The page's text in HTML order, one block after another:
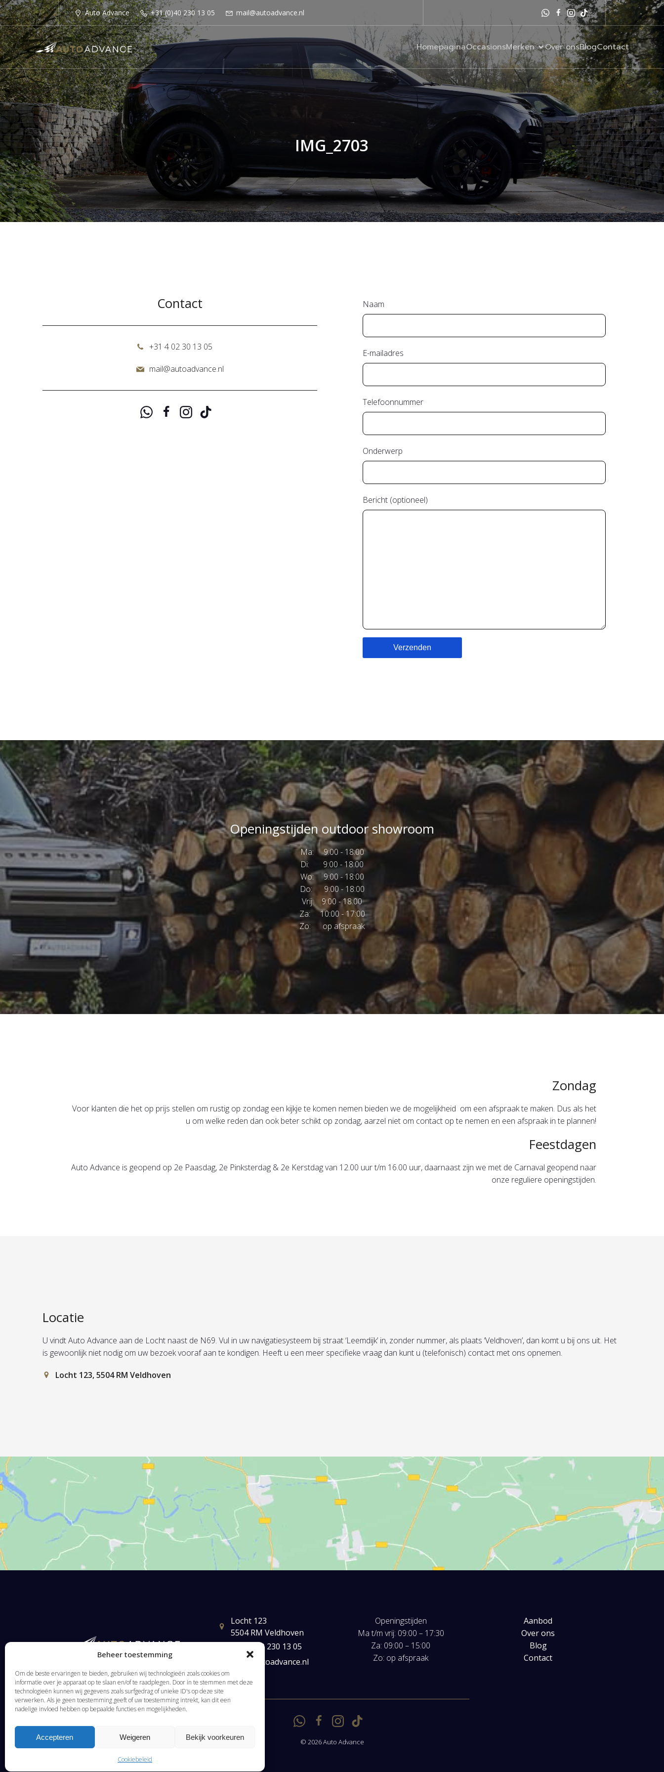
Beheer toestemming
Om de beste ervaringen te bieden, gebruiken wij technologieën zoals cookies om
informatie over je apparaat op te slaan en/of te raadplegen. Door in te stemmen met deze
technologieën kunnen wij gegevens zoals surfgedrag of unieke ID's op deze site
verwerken. Als je geen toestemming geeft of uw toestemming intrekt, kan dit een
nadelige invloed hebben op bepaalde functies en mogelijkheden.
Accepteren Weigeren Bekijk voorkeuren
Cookiebeleid
Auto Advance +31 (0)40 230 13 05 mail@autoadvance.nl
HomepaginaOccasionsMerken Over onsBlogContact
IMG_2703
Contact
+31 4 02 30 13 05
mail@autoadvance.nl
Naam
E-mailadres
Telefoonnummer
Onderwerp
Bericht (optioneel)
Openingstijden outdoor showroom
Ma: 9:00 - 18:00
Di: 9:00 - 18:00
Wo: 9:00 - 18:00
Do: 9:00 - 18:00
Vrij: 9:00 - 18:00
Za: 10:00 - 17:00
Zo: op afspraak
Zondag
Voor klanten die het op prijs stellen om rustig op zondag een kijkje te komen nemen bieden we de mogelijkheid om een afspraak te maken. Dus als het
u om welke reden dan ook beter schikt op zondag, aarzel niet om contact op te nemen en een afspraak in te plannen!
Feestdagen
Auto Advance is geopend op 2e Paasdag, 2e Pinksterdag & 2e Kerstdag van 12.00 uur t/m 16.00 uur, daarnaast zijn we met de Carnaval geopend naar
onze reguliere openingstijden.
Locatie
U vindt Auto Advance aan de Locht naast de N69. Vul in uw navigatiesysteem bij straat ‘Leemdijk’ in, zonder nummer, als plaats ‘Veldhoven’, dan komt u bij ons uit. Het
is gewoonlijk niet nodig om uw bezoek vooraf aan te kondigen. Heeft u een meer specifieke vraag dan kunt u (telefonisch) contact met ons opnemen.
Locht 123, 5504 RM Veldhoven
deze inhoud in te schakelen
Locht 123
5504 RM Veldhoven
+31(0) 40 230 13 05
mail@autoadvance.nl
Openingstijden
Ma t/m vrij: 09:00 – 17:30
Za: 09:00 – 15:00
Zo: op afspraak
Aanbod
Over ons
Blog
Contact
© 2026 Auto Advance